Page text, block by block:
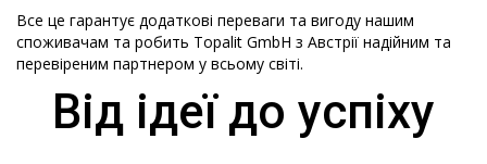
Все це гарантує додаткові переваги та вигоду нашим
споживачам та робить Topalit GmbH з Австрії надійним та
перевіреним партнером у всьому світі.
Від ідеї до успіху